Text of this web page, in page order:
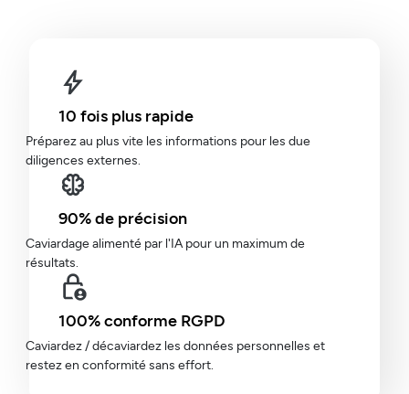
10 fois plus rapide
Préparez au plus vite les informations pour les due
diligences externes.
90% de précision
Caviardage alimenté par l'IA pour un maximum de
résultats.
100% conforme RGPD
Caviardez / décaviardez les données personnelles et
restez en conformité sans effort.